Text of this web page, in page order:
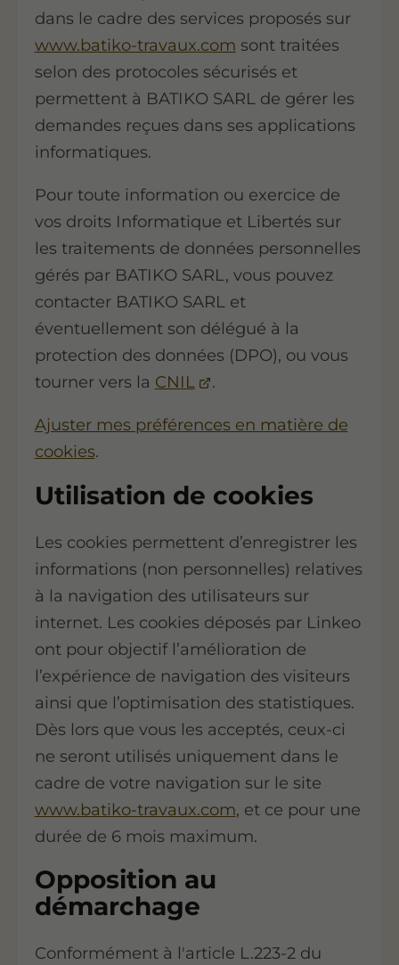
dans le cadre des services proposés sur
www.batiko-travaux.com sont traitées
selon des protocoles sécurisés et
permettent à BATIKO SARL de gérer les
demandes reçues dans ses applications
informatiques.
Pour toute information ou exercice de
vos droits Informatique et Libertés sur
les traitements de données personnelles
gérés par BATIKO SARL, vous pouvez
contacter BATIKO SARL et
éventuellement son délégué à la
protection des données (DPO), ou vous
tourner vers la CNIL .
Ajuster mes préférences en matière de
cookies.
Utilisation de cookies
Les cookies permettent d’enregistrer les
informations (non personnelles) relatives
à la navigation des utilisateurs sur
internet. Les cookies déposés par Linkeo
ont pour objectif l’amélioration de
l’expérience de navigation des visiteurs
ainsi que l’optimisation des statistiques.
Dès lors que vous les acceptés, ceux-ci
ne seront utilisés uniquement dans le
cadre de votre navigation sur le site
www.batiko-travaux.com, et ce pour une
durée de 6 mois maximum.
Opposition au
démarchage
Conformément à l'article L.223-2 du